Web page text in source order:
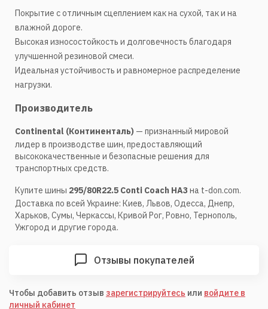
Отзывы покупателей
Покрытие с отличным сцеплением как на сухой, так и на
влажной дороге.
Высокая износостойкость и долговечность благодаря
улучшенной резиновой смеси.
Идеальная устойчивость и равномерное распределение
нагрузки.
Производитель
Continental (Континенталь) — признанный мировой
лидер в производстве шин, предоставляющий
высококачественные и безопасные решения для
транспортных средств.
Купите шины 295/80R22.5 Conti Coach HA3 на t-don.com.
Доставка по всей Украине: Киев, Львов, Одесса, Днепр,
Харьков, Сумы, Черкассы, Кривой Рог, Ровно, Тернополь,
Ужгород и другие города.
Чтобы добавить отзыв зарегистрируйтесь или войдите в
личный кабинет